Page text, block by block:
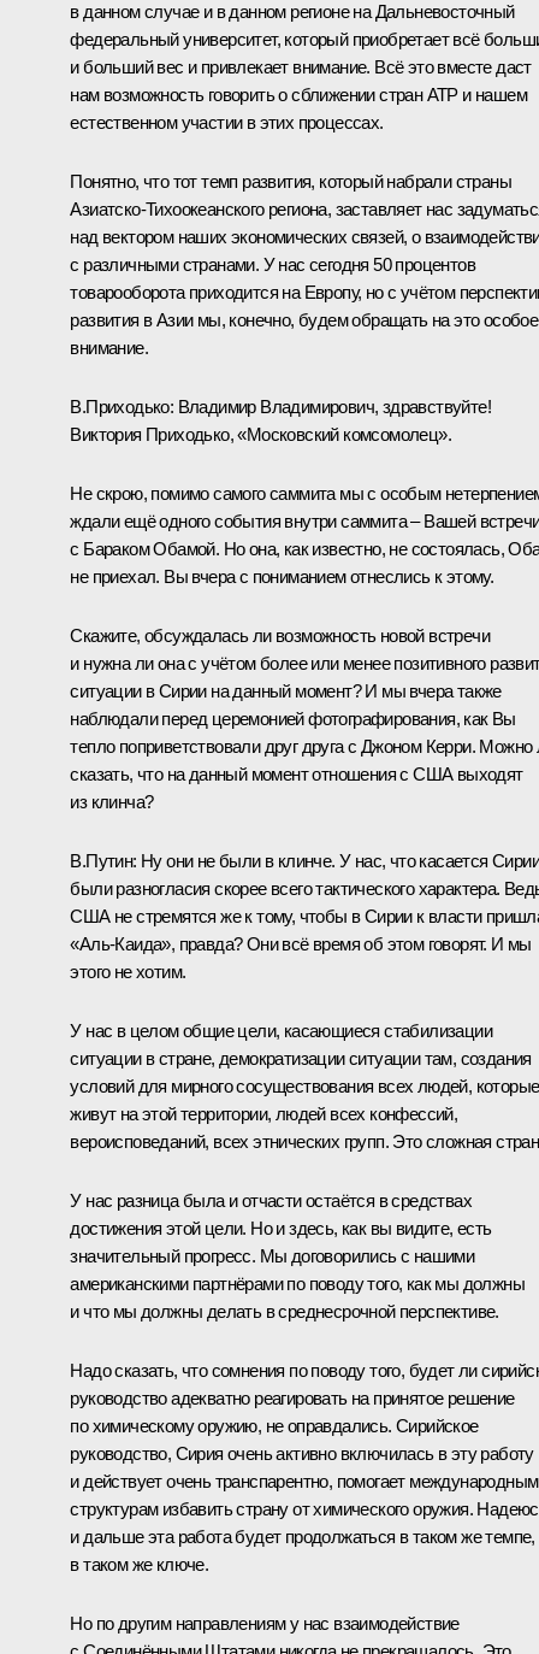
в данном случае и в данном регионе на Дальневосточный
федеральный университет, который приобретает всё
и больший вес и привлекает внимание. Всё это вместе даст
нам возможность говорить о сближении стран АТР и нашем
естественном участии в этих процессах.
Понятно, что тот темп развития, который набрали страны
Азиатско-Тихоокеанского региона, заставляет нас
над вектором наших экономических связей, о
с различными странами. У нас сегодня 50 процентов
товарооборота приходится на Европу, но с учётом
развития в Азии мы, конечно, будем обращать на это особое
внимание.
В.Приходько: Владимир Владимирович, здравствуйте!
Виктория Приходько, «Московский комсомолец».
Не скрою, помимо самого саммита мы с особым
ждали ещё одного события внутри саммита – Вашей
с Бараком Обамой. Но она, как известно, не состоялась,
не приехал. Вы вчера с пониманием отнеслись к этому.
Скажите, обсуждалась ли возможность новой встречи
и нужна ли она с учётом более или менее позитивного
ситуации в Сирии на данный момент? И мы вчера также
наблюдали перед церемонией фотографирования, как Вы
тепло поприветствовали друг друга с Джоном Керри. Можно
сказать, что на данный момент отношения с США выходят
из клинча?
В.Путин: Ну они не были в клинче. У нас, что касается
были разногласия скорее всего тактического характера.
США не стремятся же к тому, чтобы в Сирии к власти
«Аль-Каида», правда? Они всё время об этом говорят. И мы
этого не хотим.
У нас в целом общие цели, касающиеся стабилизации
ситуации в стране, демократизации ситуации там, создания
условий для мирного сосуществования всех людей, которые
живут на этой территории, людей всех конфессий,
вероисповеданий, всех этнических групп. Это сложная
У нас разница была и отчасти остаётся в средствах
достижения этой цели. Но и здесь, как вы видите, есть
значительный прогресс. Мы договорились с нашими
американскими партнёрами по поводу того, как мы должны
и что мы должны делать в среднесрочной перспективе.
Надо сказать, что сомнения по поводу того, будет ли
руководство адекватно реагировать на принятое решение
по химическому оружию, не оправдались. Сирийское
руководство, Сирия очень активно включилась в эту работу
и действует очень транспарентно, помогает международным
структурам избавить страну от химического оружия.
и дальше эта работа будет продолжаться в таком же темпе,
в таком же ключе.
Но по другим направлениям у нас взаимодействие